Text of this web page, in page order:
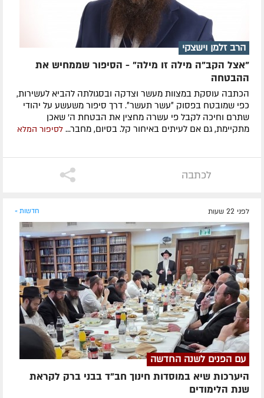
הרב זלמן וישצקי
"אצל הקב"ה מילה זו מילה" - הסיפור שממחיש את
ההבטחה
הכתבה עוסקת במצוות מעשר וצדקה ובסגולתה להביא לעשירות,
כפי שמובטח בפסוק ״עשר תעשר״. דרך סיפור משעשע על יהודי
שתרם וחיכה לקבל פי עשרה מחצין את הבטחת ה' שאכן
מתקיימת, גם אם לעיתים באיחור קל. בסיום, מחבר... לסיפור המלא
לכתבה
לפני 22 שעות חדשות »
עם הפנים לשנה החדשה
היערכות שיא במוסדות חינוך חב"ד בבני ברק לקראת
שנת הלימודים